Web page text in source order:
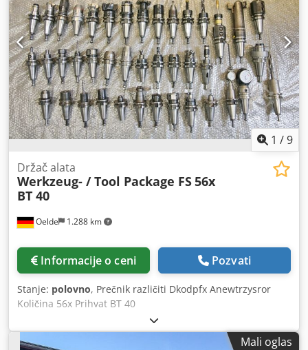
1 /9
Oelde 1.288 km
Držač alata
Werkzeug- / Tool Package FS56x
BT 40
Informacije o ceni Pozvati
Stanje: polovno, Prečnik različiti Dkodpfx Anewtrzysror
Količina 56x Prihvat BT 40
Mali oglas